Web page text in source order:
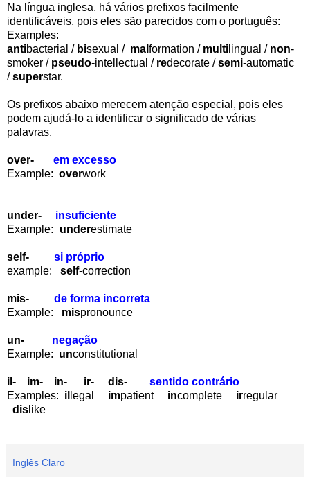
Na língua inglesa, há vários prefixos facilmente
identificáveis, pois eles são parecidos com o português:
Examples:
antibacterial / bisexual / mal formation / multi lingual / non-
smoker / pseudo-intellectual / redecorate /semi-automatic
/superstar.
Os prefixos abaixo merecem atenção especial, pois eles
podem ajudá-lo a identificar o significado de várias
palavras.
over-
em excesso
Example: overwork
under-
insuficiente
Example: underestimate
self-
si próprio
example: self-correction
mis-
de forma incorreta
Example: mispronounce
un-
negação
Example: unconstitutional
il- im- in- ir- dis-
sentido contrário
Examples: il legal impatient incomplete irregular
dis like
Inglês Claro